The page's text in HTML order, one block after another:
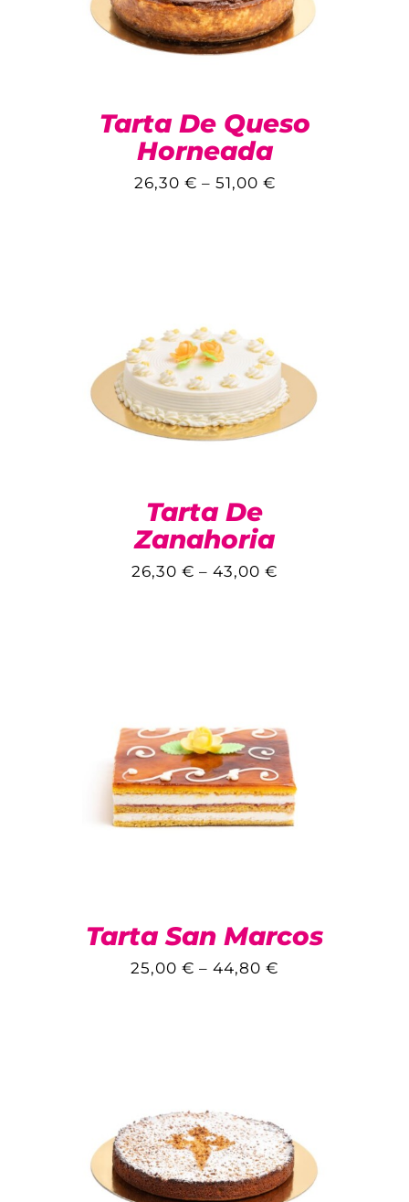
Tarta De Queso
Horneada
26,30 € – 51,00 €
Tarta De
Zanahoria
26,30 € – 43,00 €
Tarta San Marcos
25,00 € – 44,80 €